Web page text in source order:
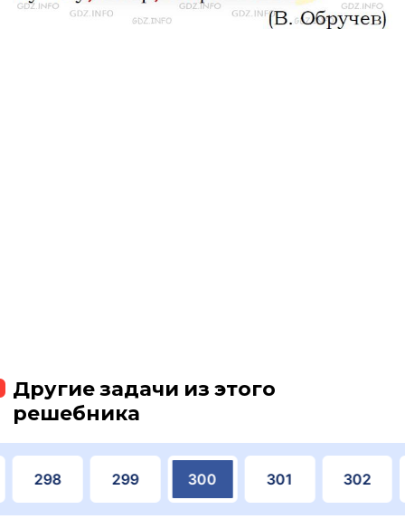
Другие задачи из этого
решебника
298 299 300 301 302